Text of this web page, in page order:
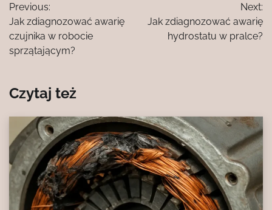
wpisu
Previous:
Jak zdiagnozować awarię
czujnika w robocie
sprzątającym?
Next:
Jak zdiagnozować awarię
hydrostatu w pralce?
Czytaj też